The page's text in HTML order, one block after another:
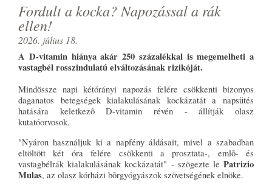
Fordult a kocka? Napozással a rák
ellen!
2026. július 18.
A D-vitamin hiánya akár 250 százalékkal is megemelheti a
vastagbél rosszindulatú elváltozásának rizikóját.
Mindössze napi kétórányi napozás felére csökkenti bizonyos
daganatos betegségek kialakulásának kockázatát a napsütés
hatására keletkezõ D-vitamin révén - állítják olasz
kutatóorvosok.
"Nyáron használjuk ki a napfény áldásait, mivel a szabadban
eltöltött két óra felére csökkenti a prosztata-, emlõ- és
vastagbélrák kialakulásának kockázatát" - szögezte le Patrizio
Mulas, az olasz kórházi bõrgyógyászok szövetségének elnöke.